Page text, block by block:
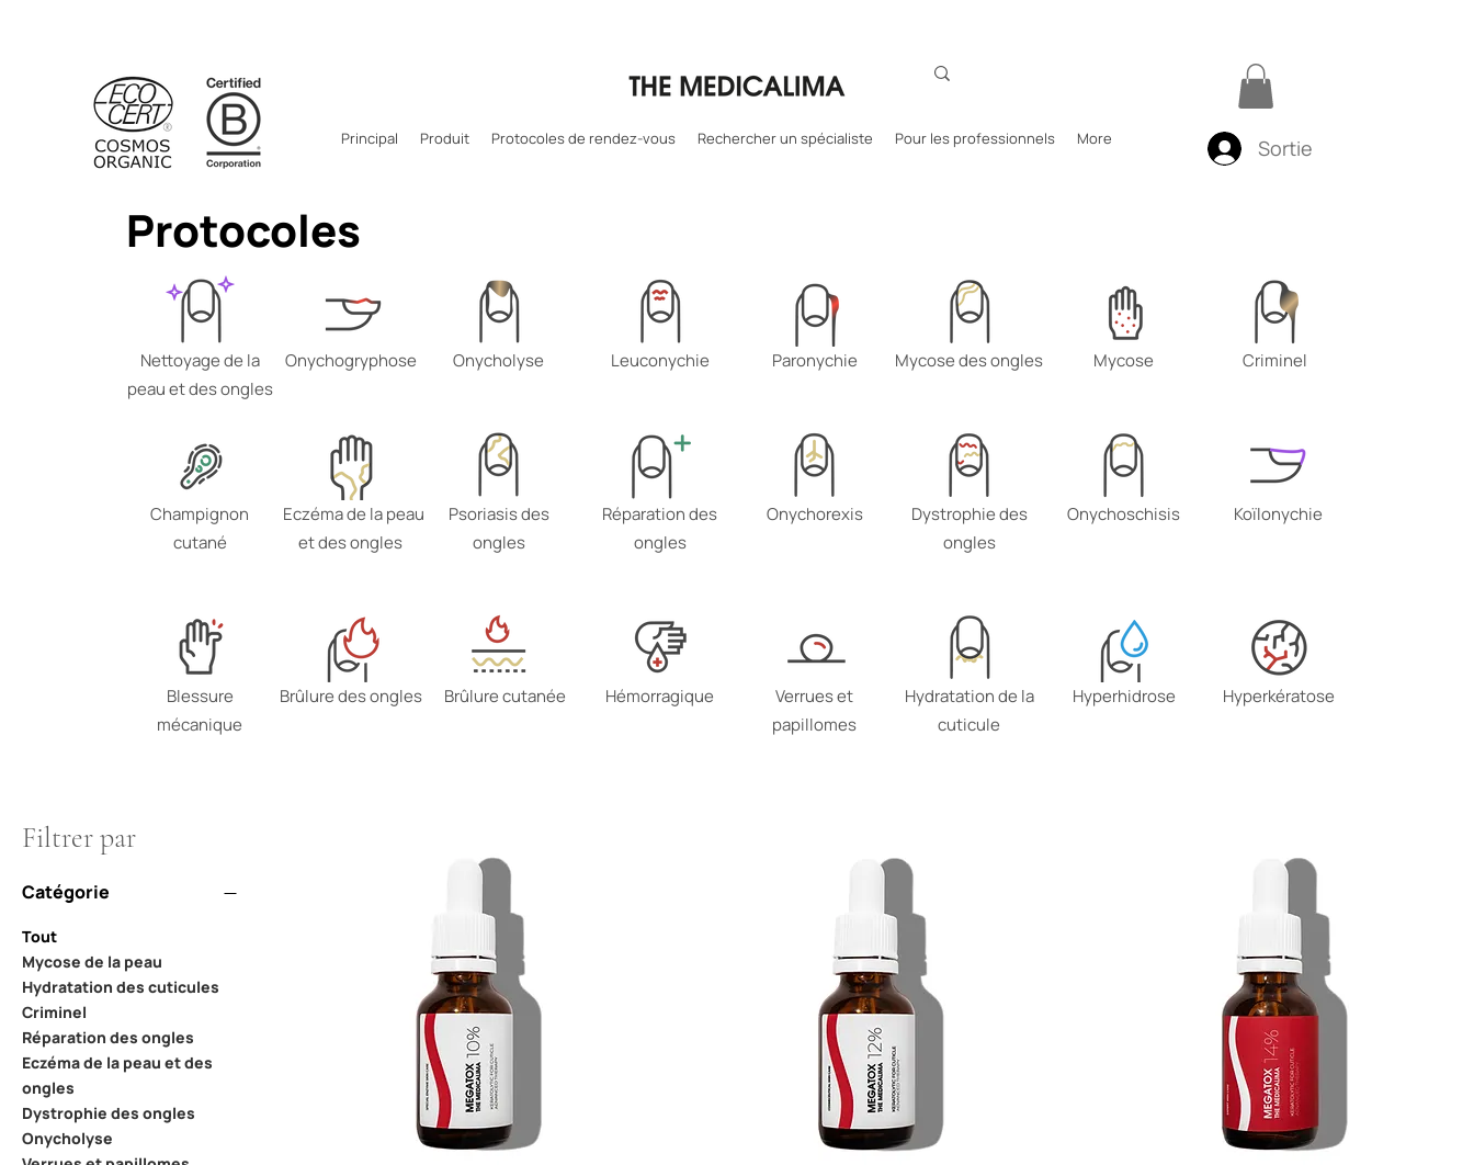
Principal Produit Protocoles de rendez-vous Rechercher un spécialiste Pour les professionnels More Sortie
Protocoles
Nettoyage de la
peau et des ongles
Champignon
cutané
Onychogryphose Onycholyse
Eczéma de la peau
et des ongles
Psoriasis des
ongles
Leuconychie
Réparation des
ongles
Paronychie
Onychorexis
Mycose des ongles
Dystrophie des
ongles
Mycose
Onychoschisis
Criminel
Koïlonychie
Blessure
mécanique
Brûlure des ongles Brûlure cutanée Hémorragique
Verrues et
papillomes
Hydratation de la
cuticule
Hyperhidrose Hyperkératose
Filtrer par
Catégorie
Tout
Mycose de la peau
Hydratation des cuticules
Criminel
Réparation des ongles
Eczéma de la peau et des
ongles
Dystrophie des ongles
Onycholyse